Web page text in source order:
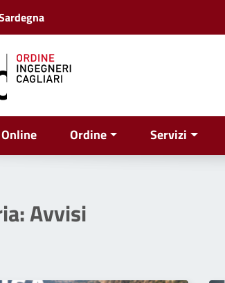
Ordine Servizi
Avvisi